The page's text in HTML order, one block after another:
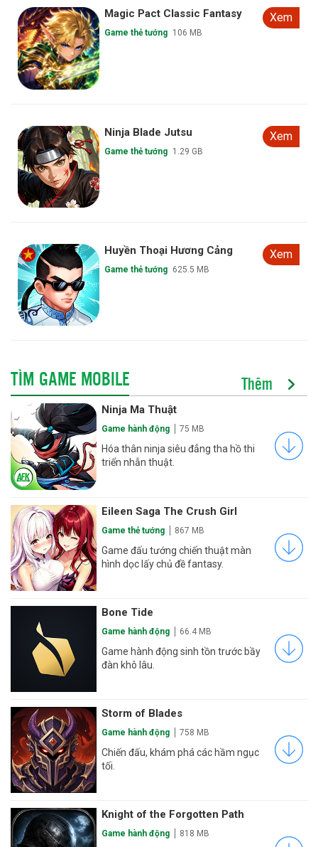
Magic Pact Classic Fantasy
Game thẻ tướng 106 MB
Xem
Ninja Blade Jutsu
Game thẻ tướng 1.29 GB
Xem
Huyền Thoại Hương Cảng
Game thẻ tướng 625.5 MB
Xem
TÌM GAME MOBILE Thêm
Ninja Ma Thuật
Game hành động 75 MB
Hóa thân ninja siêu đẳng tha hồ thi
triển nhẫn thuật.
Eileen Saga The Crush Girl
Game thẻ tướng 867 MB
Game đấu tướng chiến thuật màn
hình dọc lấy chủ đề fantasy.
Bone Tide
Game hành động 66.4 MB
Game hành động sinh tồn trước bầy
đàn khô lâu.
Storm of Blades
Game hành động 758 MB
Chiến đấu, khám phá các hầm ngục
tối.
Knight of the Forgotten Path
Game hành động 818 MB